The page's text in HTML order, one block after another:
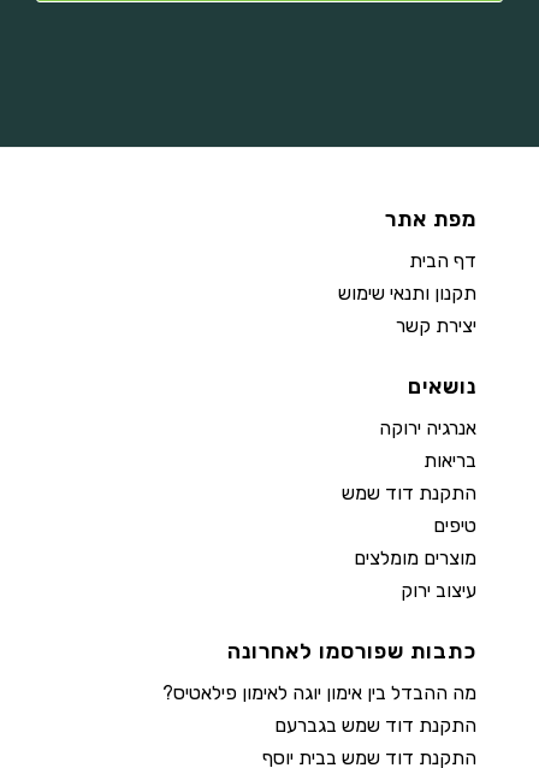
מפת אתר
דף הבית
תקנון ותנאי שימוש
יצירת קשר
נושאים
אנרגיה ירוקה
בריאות
התקנת דוד שמש
טיפים
מוצרים מומלצים
עיצוב ירוק
כתבות שפורסמו לאחרונה
מה ההבדל בין אימון יוגה לאימון פילאטיס?
התקנת דוד שמש בגברעם
התקנת דוד שמש בבית יוסף